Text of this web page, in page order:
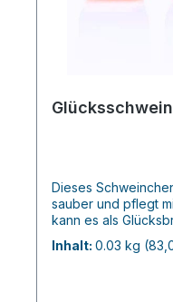
Dieses
sauber und pflegt
kann es als
Adventskalender
nehmen...je 30gr.
Inhalt: 0.03 kg